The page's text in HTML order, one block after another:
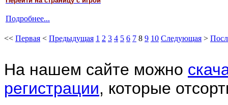
Подробнее...
<< Первая < Предыдущая 1 2 3 4 5 6 7 8 9 10 Следующая >
На нашем сайте можно
регистрации, которые